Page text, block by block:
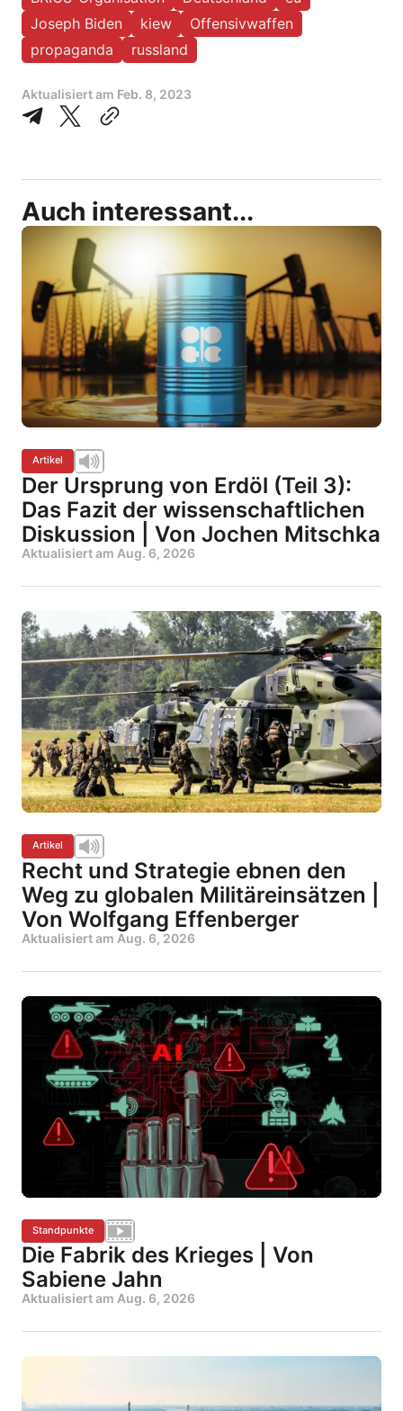
Joseph Biden
kiew
Offensivwaffen
propaganda
russland
Aktualisiert am Feb. 8, 2023
Auch interessant...
Artikel
Der Ursprung von Erdöl (Teil 3):
Das Fazit der wissenschaftlichen
Diskussion | Von Jochen Mitschka
Aktualisiert am Aug. 6, 2026
Artikel
Recht und Strategie ebnen den
Weg zu globalen Militäreinsätzen |
Von Wolfgang Effenberger
Aktualisiert am Aug. 6, 2026
Standpunkte
Die Fabrik des Krieges | Von
Sabiene Jahn
Aktualisiert am Aug. 6, 2026